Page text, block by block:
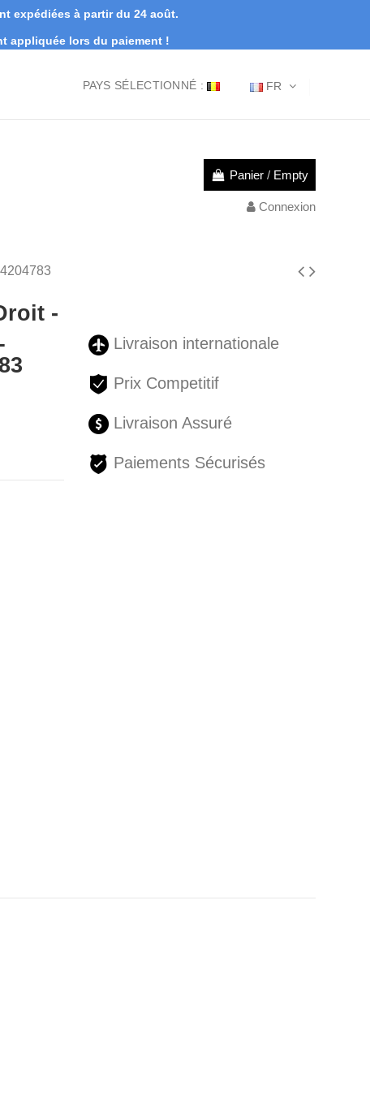
expédiées à partir du 24 août.
appliquée lors du paiement !
FR
PAYS SÉLECTIONNÉ :
Panier / Empty
Connexion
-
Livraison internationale
Prix Competitif
Livraison Assuré
Paiements Sécurisés